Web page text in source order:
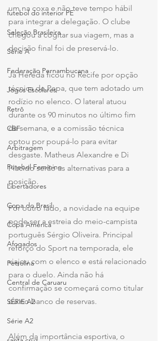
futebol do interior PE
Seleção Brasileira
Série A
Federação Pernambucana
Jogos Escolares
Retrô
CBF
Arbitragem
Futebol Feminino
Libertadores
Copa do Brasil
Copa América
Afogados
Petrolina
Central de Caruaru
SÉRIE A2
Série A2
um na coxa e não teve tempo hábil
para integrar a delegação. O clube
chegou a cogitar sua viagem, mas a
decisão final foi de preservá-lo.
Já Hereda ficou no Recife por opção
técnica de Pepa, que tem adotado um
rodízio no elenco. O lateral atuou
durante os 90 minutos no último fim
de semana, e a comissão técnica
optou por poupá-lo para evitar
desgaste. Matheus Alexandre e Di
Placido serão as alternativas para a
posição.
Por outro lado, a novidade na equipe
pode ser a estreia do meio-campista
português Sérgio Oliveira. Principal
reforço do Sport na temporada, ele
viajou com o elenco e está relacionado
para o duelo. Ainda não há
confirmação se começará como titular
ou no banco de reservas.
Além da importância esportiva, o